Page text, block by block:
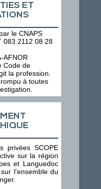
ET
le CNAPS
083 2112 08 28
AFNOR
Code de
la profession.
à toutes
privées SCOPE
sur la région
et Languedoc
l'ensemble du